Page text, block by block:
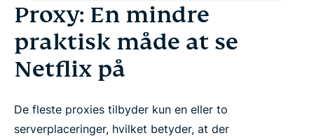
Proxy: En mindre
praktisk måde at se
Netflix på
De fleste proxies tilbyder kun en eller to
serverplaceringer, hvilket betyder, at der